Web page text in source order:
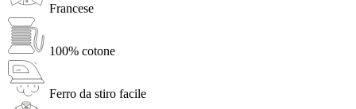
Francese
100% cotone
Ferro da stiro facile